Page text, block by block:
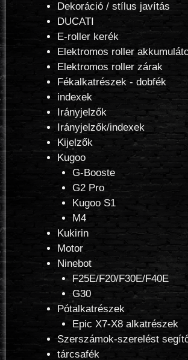
Dekoráció / stílus javítás
DUCATI
E-roller kerék
Elektromos roller
Elektromos roller zárak
Fékalkatrészek - dobfék
indexek
Irányjelzők
Irányjelzők/indexek
Kijelzők
Kugoo
G-Booste
G2 Pro
Kugoo S1
M4
Kukirin
Motor
Ninebot
F25E/F20/F30E/F40E
G30
Pótalkatrészek
Epic X7-X8 alkatrészek
Szerszámok-szerelést
tárcsafék